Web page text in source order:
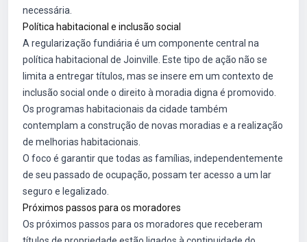
necessária.
Política habitacional e inclusão social
A regularização fundiária é um componente central na
política habitacional de Joinville. Este tipo de ação não se
limita a entregar títulos, mas se insere em um contexto de
inclusão social onde o direito à moradia digna é promovido.
Os programas habitacionais da cidade também
contemplam a construção de novas moradias e a realização
de melhorias habitacionais.
O foco é garantir que todas as famílias, independentemente
de seu passado de ocupação, possam ter acesso a um lar
seguro e legalizado.
Próximos passos para os moradores
Os próximos passos para os moradores que receberam